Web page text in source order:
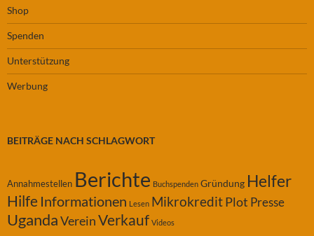
Shop
Spenden
Unterstützung
Werbung
BEITRÄGE NACH SCHLAGWORT
Annahmestellen Berichte Buchspenden Gründung Helfer
Hilfe Informationen Lesen MikrokreditPlot Presse
UgandaVereinVerkauf Videos